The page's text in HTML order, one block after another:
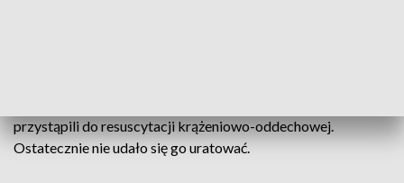
przystąpili do resuscytacji krążeniowo-oddechowej.
Ostatecznie nie udało się go uratować.